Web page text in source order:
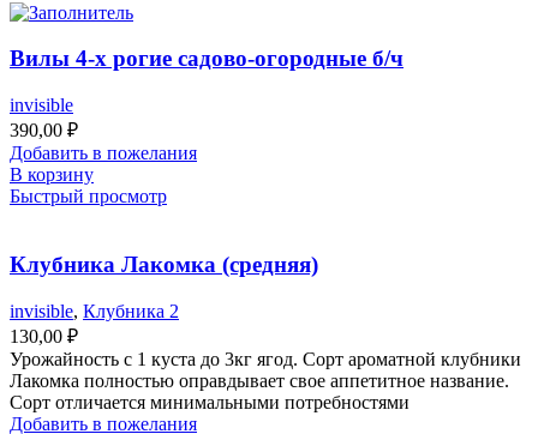
Вилы 4-х рогие садово-огородные б/ч
invisible
390,00 ₽
Добавить в пожелания
В корзину
Быстрый просмотр
Клубника Лакомка (средняя)
invisible, Клубника 2
130,00 ₽
Урожайность с 1 куста до 3кг ягод. Сорт ароматной клубники
Лакомка полностью оправдывает свое аппетитное название.
Сорт отличается минимальными потребностями
Добавить в пожелания